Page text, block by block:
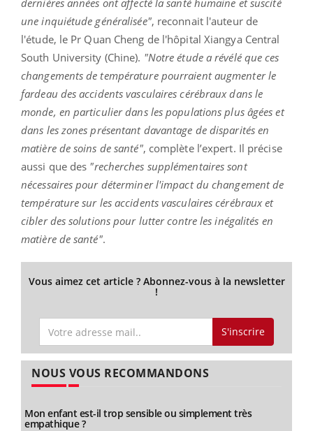
une inquiétude généralisée", reconnait l'auteur de
l'étude, le Pr Quan Cheng de l'hôpital Xiangya Central
South University (Chine). "Notre étude a révélé que ces
changements de température pourraient augmenter le
fardeau des accidents vasculaires cérébraux dans le
monde, en particulier dans les populations plus âgées et
dans les zones présentant davantage de disparités en
matière de soins de santé", complète l’expert. Il précise
aussi que des "recherches supplémentaires sont
nécessaires pour déterminer l'impact du changement de
température sur les accidents vasculaires cérébraux et
cibler des solutions pour lutter contre les inégalités en
matière de santé".
Vous aimez cet article ? Abonnez-vous à la newsletter
!
S'inscrire
NOUS VOUS RECOMMANDONS
Mon enfant est-il trop sensible ou simplement très
empathique ?